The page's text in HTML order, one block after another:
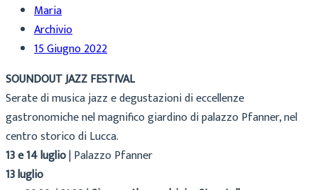
Maria
Archivio
15 Giugno 2022
SOUNDOUT JAZZ FESTIVAL
Serate di musica jazz e degustazioni di eccellenze
gastronomiche nel magnifico giardino di palazzo Pfanner, nel
centro storico di Lucca.
13 e 14 luglio| Palazzo Pfanner
13 luglio